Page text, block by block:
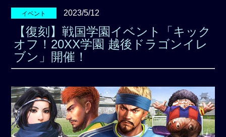
イベント 2023/5/12
【復刻】戦国学園イベント「キック
オフ！20XX学園 越後ドラゴンイレ
ブン」開催！